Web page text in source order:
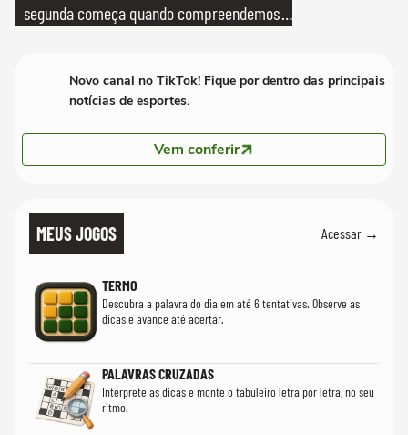
segunda começa quando compreendemos
Novo canal no TikTok! Fique por dentro das principais
notícias de esportes.
Vem conferir
MEUS JOGOS Acessar →
TERMO
Descubra a palavra do dia em até 6 tentativas. Observe as
dicas e avance até acertar.
PALAVRAS CRUZADAS
Interprete as dicas e monte o tabuleiro letra por letra, no seu
ritmo.